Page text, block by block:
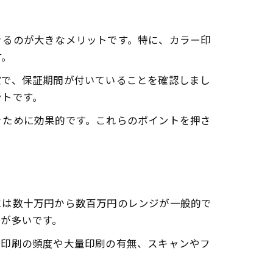
のが大きなメリットです。特に、カラー印
、保証期間が付いていることを確認しまし
です。
めに効果的です。これらのポイントを押さ
数十万円から数百万円のレンジが一般的で
多いです。
刷の頻度や大量印刷の有無、スキャンやフ